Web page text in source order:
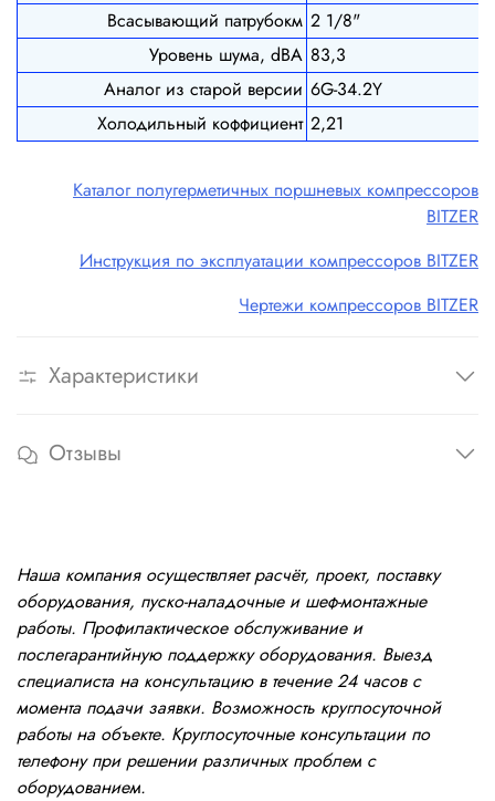
Всасывающий патрубокм 2 1/8"
Уровень шума, dBA 83,3
Аналог из старой версии 6G-34.2Y
Холодильный коффициент 2,21
Каталог полугерметичных поршневых компрессоров
BITZER
Инструкция по эксплуатации компрессоров BITZER
Чертежи компрессоров BITZER
Характеристики
Отзывы
Наша компания осуществляет расчёт, проект, поставку
оборудования, пуско-наладочные и шеф-монтажные
работы. Профилактическое обслуживание и
послегарантийную поддержку оборудования. Выезд
специалиста на консультацию в течение 24 часов с
момента подачи заявки. Возможность круглосуточной
работы на объекте. Круглосуточные консультации по
телефону при решении различных проблем с
оборудованием.